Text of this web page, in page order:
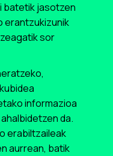
batetik jasotzen
erantzukizunik
sor
informazioa
da.
erabiltzaileak
aurrean, batik